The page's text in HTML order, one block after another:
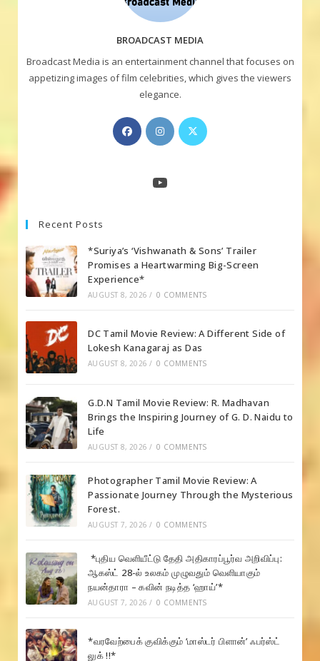
BROADCAST MEDIA
Broadcast Media is an entertainment channel that focuses on
appetizing images of film celebrities, which gives the viewers
elegance.
Opens
in
new
Opens
in
Opens
YouTube
Recent Posts
*Suriya’s ‘Vishwanath & Sons’ Trailer
Promises a Heartwarming Big-Screen
Experience*
AUGUST 8, 2026 / 0 COMMENTS
DC Tamil Movie Review: A Different Side of
Lokesh Kanagaraj as Das
AUGUST 8, 2026 / 0 COMMENTS
G.D.N Tamil Movie Review: R. Madhavan
Brings the Inspiring Journey of G. D. Naidu to
Life
AUGUST 8, 2026 / 0 COMMENTS
Photographer Tamil Movie Review: A
Passionate Journey Through the Mysterious
Forest.
AUGUST 7, 2026 / 0 COMMENTS
*புதிய வெளியீட்டு தேதி அதிகாரப்பூர்வ அறிவிப்பு:
ஆகஸ்ட் 28-ல் உலகம் முழுவதும் வெளியாகும்
நயன்தாரா – கவின் நடித்த ‘ஹாய்’*
AUGUST 7, 2026 / 0 COMMENTS
*வரவேற்பைக் குவிக்கும் ‘மாஸ்டர் பிளான்’ ஃபர்ஸ்ட்
லுக் !!*